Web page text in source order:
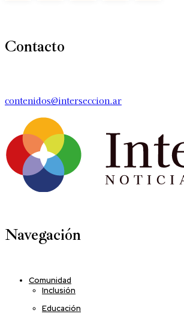
Contacto
contenidos@interseccion.ar
Navegación
Comunidad
Inclusión
Educación